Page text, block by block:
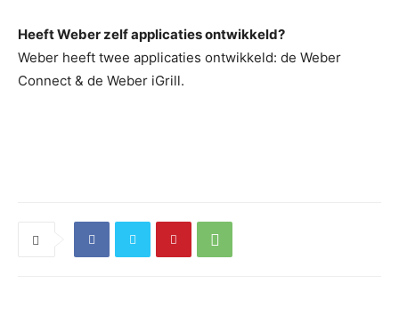
Heeft Weber zelf applicaties ontwikkeld?
Weber heeft twee applicaties ontwikkeld: de Weber
Connect & de Weber iGrill.